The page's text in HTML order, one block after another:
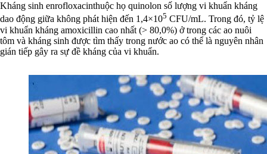
Kháng sinh enrofloxacinthuộc họ quinolon số lượng vi khuẩn kháng
dao động giữa không phát hiện đến 1,4×105 CFU/mL. Trong đó, tỷ lệ
vi khuẩn kháng amoxicillin cao nhất (> 80,0%) ở trong các ao nuôi
tôm và kháng sinh được tìm thấy trong nước ao có thể là nguyên nhân
gián tiếp gây ra sự đề kháng của vi khuẩn.